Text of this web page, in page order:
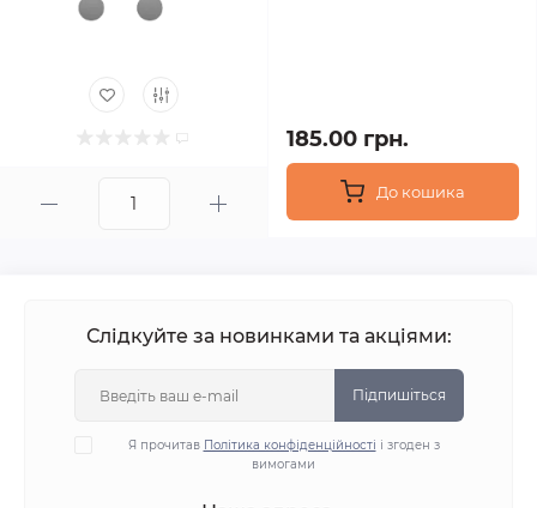
185.00 грн.
До кошика
Слідкуйте за новинками та акціями:
Підпишіться
Я прочитав Політика конфіденційності і згоден з
вимогами